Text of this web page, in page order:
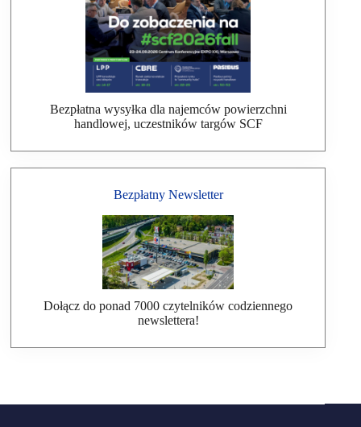
Bezpłatna wysyłka dla najemców powierzchni
handlowej, uczestników targów SCF
Bezpłatny Newsletter
Dołącz do ponad 7000 czytelników codziennego
newslettera!